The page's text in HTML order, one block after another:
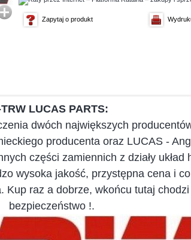
Zapytaj o produkt
LUCAS PARTS:
dwóch największych
producenta oraz LUCAS -
części zamiennich z działy układ
wysoka jakość, przystępna cena i
Kup raz a dobrze, wkońcu tutaj
bezpieczeństwo !.